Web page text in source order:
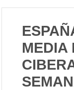
MEDIA